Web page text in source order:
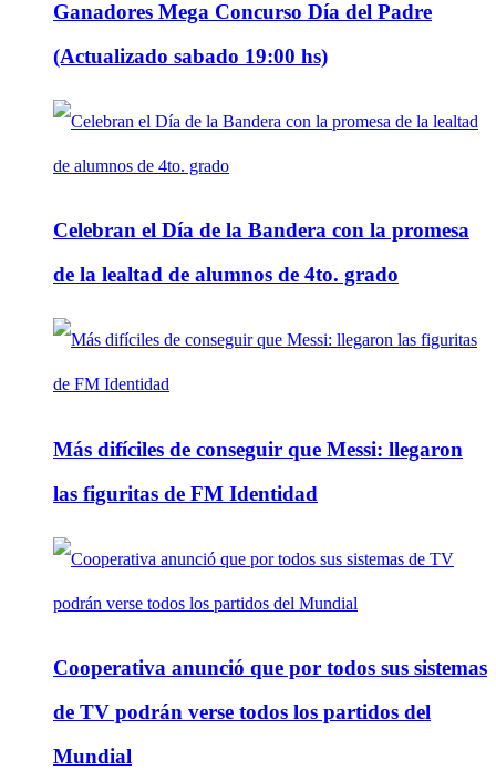
Ganadores Mega Concurso Día del Padre
(Actualizado sabado 19:00 hs)
Celebran el Día de la Bandera con la promesa
de la lealtad de alumnos de 4to. grado
Más difíciles de conseguir que Messi: llegaron
las figuritas de FM Identidad
Cooperativa anunció que por todos sus sistemas
de TV podrán verse todos los partidos del
Mundial